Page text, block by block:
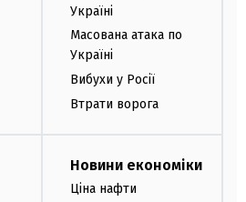
Україні
Масована атака по
Україні
Вибухи у Росії
Втрати ворога
Новини економіки
Ціна нафти